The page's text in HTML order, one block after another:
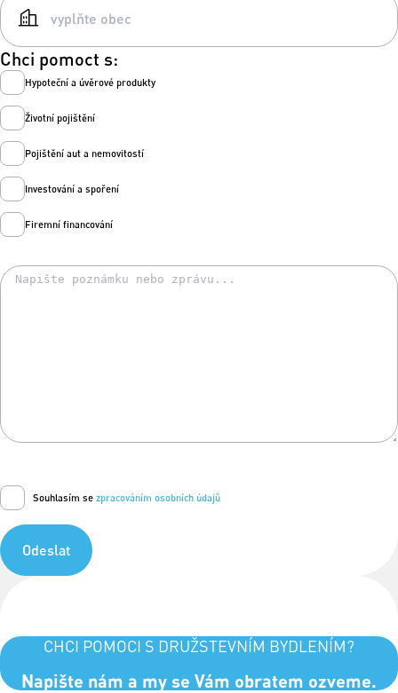
Chci pomoct s:
Hypoteční a úvěrové produkty
Životní pojištění
Pojištění aut a nemovitostí
Investování a spoření
Firemní financování
Souhlasím se zpracováním osobních údajů
Odeslat
CHCI POMOCI S DRUŽSTEVNÍM BYDLENÍM?
Napište nám a my se Vám obratem ozveme.